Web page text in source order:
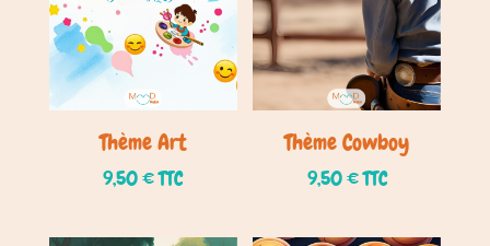
Thème Art
9,50€TTC
Thème Cowboy
9,50€TTC